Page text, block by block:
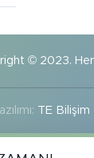
© 2023. Her
TE Bilişim